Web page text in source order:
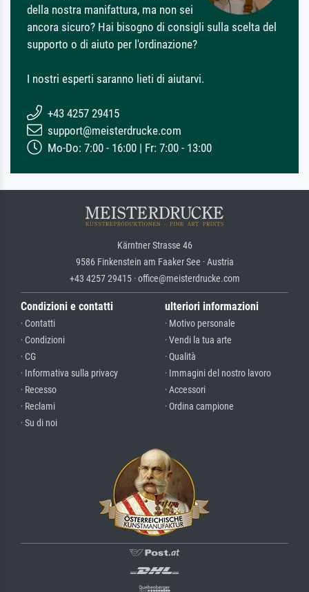
della nostra manifattura, ma non sei
ancora sicuro? Hai bisogno di consigli sulla scelta del
supporto o di aiuto per l'ordinazione?
I nostri esperti saranno lieti di aiutarvi.
+43 4257 29415
support@meisterdrucke.com
Mo-Do: 7:00 - 16:00 | Fr: 7:00 - 13:00
Kärntner Strasse 46
9586 Finkenstein am Faaker See · Austria
+43 4257 29415 · office@meisterdrucke.com
Condizioni e contatti
· Contatti
· Condizioni
· CG
· Informativa sulla privacy
· Recesso
· Reclami
· Su di noi
ulteriori informazioni
· Motivo personale
· Vendi la tua arte
· Qualità
· Immagini del nostro lavoro
· Accessori
· Ordina campione